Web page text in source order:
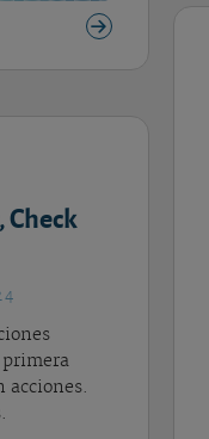
acciones.